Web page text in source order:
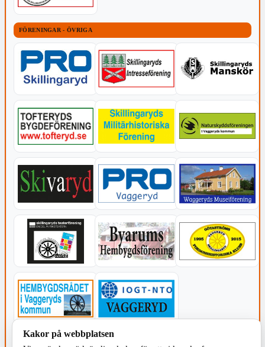
FÖRENINGAR - ÖVRIGA
KOMMUNEN
Kakor på webbplatsen